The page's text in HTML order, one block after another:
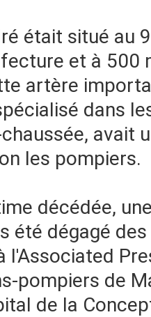
était situé au
et à 500
artère
dans
avait
les pompiers.
décédée,
été dégagé
l'Associated
pompiers de
de la